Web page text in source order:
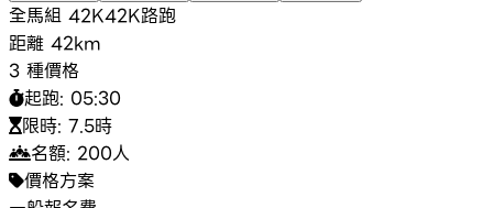
全馬組 42K42K路跑
距離 42km
3 種價格
起跑: 05:30
限時: 7.5時
名額: 200人
價格方案